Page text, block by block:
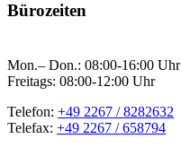
Bürozeiten
Mon.– Don.: 08:00-16:00 Uhr
Freitags: 08:00-12:00 Uhr
Telefon: +49 2267 / 8282632
Telefax: +49 2267 / 658794